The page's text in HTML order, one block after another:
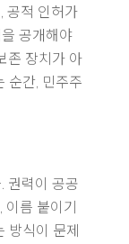
공적 인허가
공개해야
존 장치가 아
순간, 민주주
권력이 공공
름 붙이기
방식이 문제